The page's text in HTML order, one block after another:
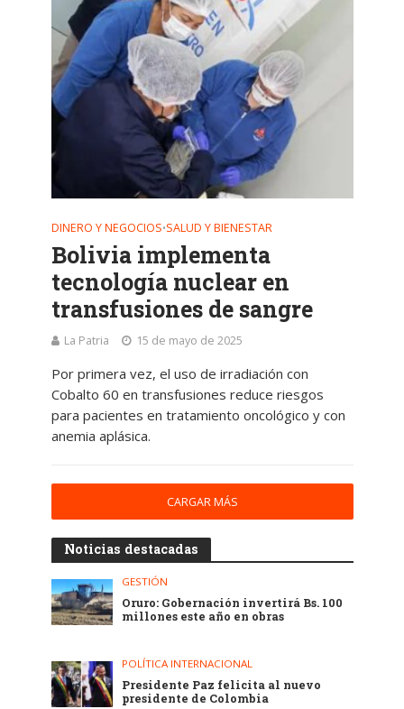
DINERO Y NEGOCIOS•SALUD Y BIENESTAR
Bolivia implementa
tecnología nuclear en
transfusiones de sangre
La Patria 15 de mayo de 2025
Por primera vez, el uso de irradiación con
Cobalto 60 en transfusiones reduce riesgos
para pacientes en tratamiento oncológico y con
anemia aplásica.
CARGAR MÁS
Noticias destacadas
GESTIÓN
Oruro: Gobernación invertirá Bs. 100
millones este año en obras
POLÍTICA INTERNACIONAL
Presidente Paz felicita al nuevo
presidente de Colombia